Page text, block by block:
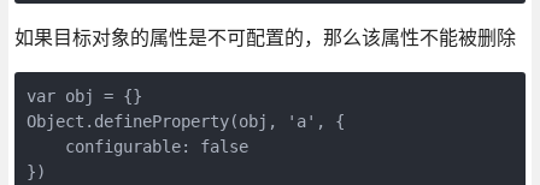
如果目标对象的属性是不可配置的，那么该属性不能被删除
var obj = {}
Object.defineProperty(obj, 'a', {
    configurable: false
})